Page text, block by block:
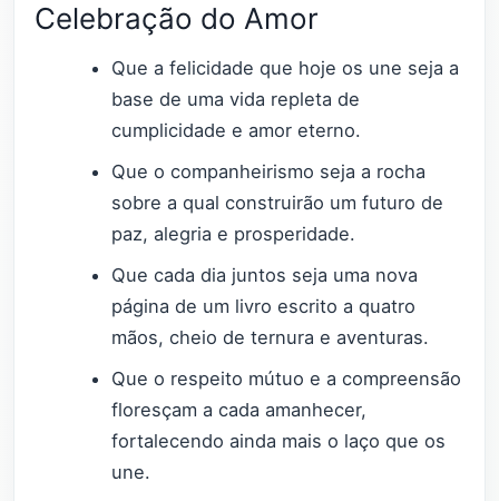
Celebração do Amor
Que a felicidade que hoje os une seja a
base de uma vida repleta de
cumplicidade e amor eterno.
Que o companheirismo seja a rocha
sobre a qual construirão um futuro de
paz, alegria e prosperidade.
Que cada dia juntos seja uma nova
página de um livro escrito a quatro
mãos, cheio de ternura e aventuras.
Que o respeito mútuo e a compreensão
floresçam a cada amanhecer,
fortalecendo ainda mais o laço que os
une.